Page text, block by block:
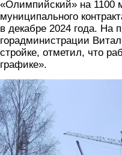
«Олимпийский» на 1100
муниципального
в декабре 2024 года. На
горадминистрации
стройке, отметил, что
графике».
2_smeny1.jpg